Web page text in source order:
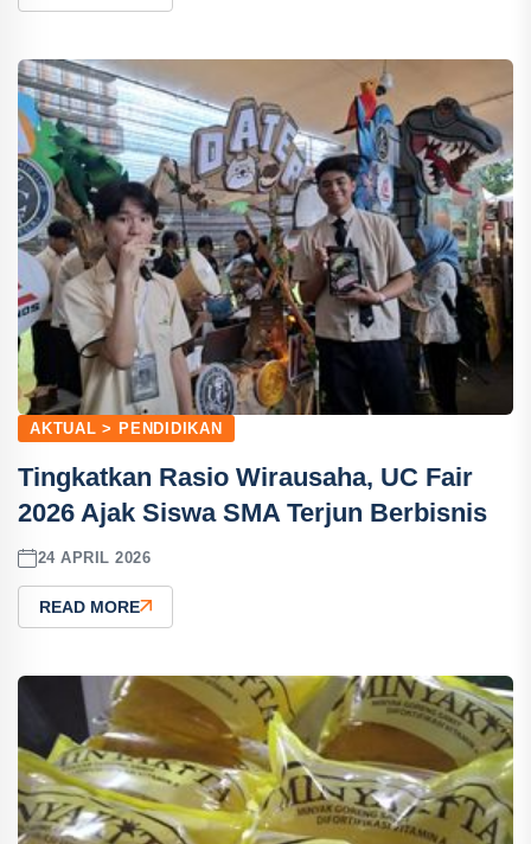
AKTUAL > PENDIDIKAN
Tingkatkan Rasio Wirausaha, UC Fair
2026 Ajak Siswa SMA Terjun Berbisnis
24 APRIL 2026
READ MORE